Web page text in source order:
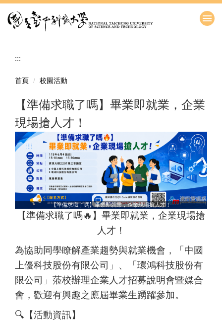
到
:::
首頁 校園活動
【準備求職了嗎】畢業即就業，企業
現場搶人才！
【準備求職了嗎】畢業即就業，企業現場搶人才！
【準備求職了嗎🔥】畢業即就業，企業現場搶
人才！
為協助同學瞭解產業趨勢與就業機會，「中國
上優科技股份有限公司」、「環鴻科技股份有
限公司」蒞校辦理企業人才招募說明會暨媒合
會，歡迎有興趣之應屆畢業生踴躍參加。
🔍【活動資訊】